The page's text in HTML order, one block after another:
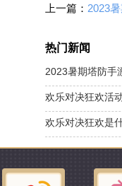
上一篇：
热门新闻
2023暑期塔防手
欢乐对决狂欢是